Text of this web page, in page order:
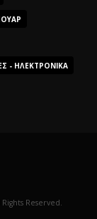
- ΗΛΕΚΤΡΟΝΙΚΆ
Reserved.